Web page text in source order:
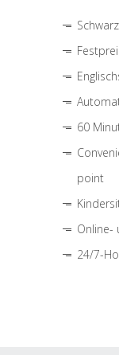
60
point
Online-
24/7-